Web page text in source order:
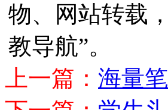
物、网站转载
教导航”。
上一篇： 海量